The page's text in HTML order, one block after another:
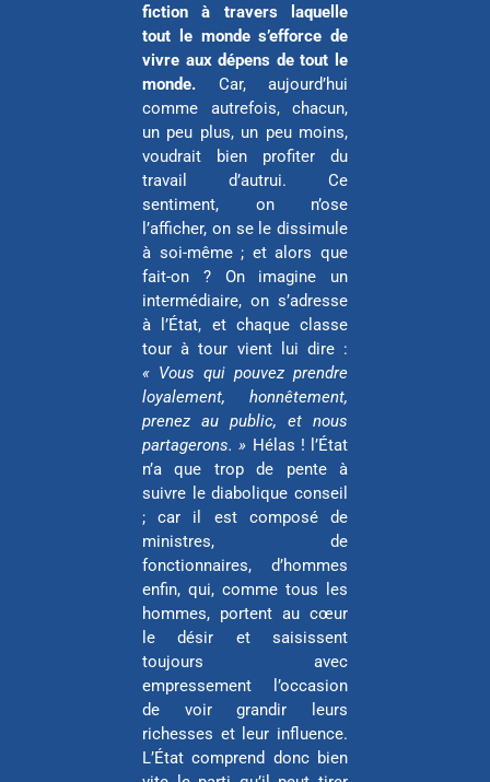
fiction à travers laquelle
tout le monde s’efforce de
vivre aux dépens de tout le
monde. Car, aujourd’hui
comme autrefois, chacun,
un peu plus, un peu moins,
voudrait bien profiter du
travail d’autrui. Ce
sentiment, on n’ose
l’afficher, on se le dissimule
à soi-même ; et alors que
fait-on ? On imagine un
intermédiaire, on s’adresse
à l’État, et chaque classe
tour à tour vient lui dire :
« Vous qui pouvez prendre
loyalement, honnêtement,
prenez au public, et nous
partagerons. » Hélas ! l’État
n’a que trop de pente à
suivre le diabolique conseil
; car il est composé de
ministres, de
fonctionnaires, d’hommes
enfin, qui, comme tous les
hommes, portent au cœur
le désir et saisissent
toujours avec
empressement l’occasion
de voir grandir leurs
richesses et leur influence.
L’État comprend donc bien